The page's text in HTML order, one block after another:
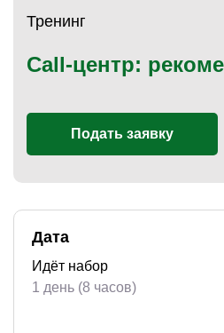
Тренинг
Call-центр:
Подать заявку
Дата
Идёт набор
1 день (8 часов)